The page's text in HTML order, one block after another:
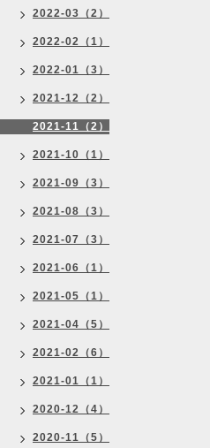
2022-03（2）
2022-02（1）
2022-01（3）
2021-12（2）
2021-11（2）
2021-10（1）
2021-09（3）
2021-08（3）
2021-07（3）
2021-06（1）
2021-05（1）
2021-04（5）
2021-02（6）
2021-01（1）
2020-12（4）
2020-11（5）